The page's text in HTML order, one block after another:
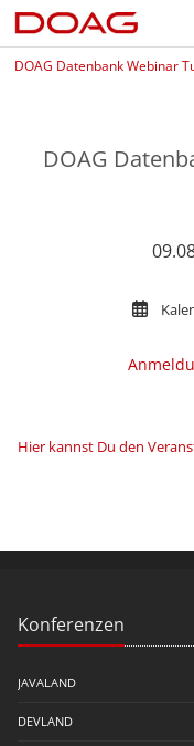
DOAG Datenbank Webinar
DOAG
Hier kannst Du den
Konferenzen
JAVALAND
DEVLAND